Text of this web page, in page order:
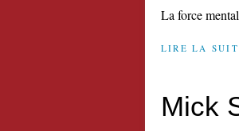
La force
LIRE LA
Mick